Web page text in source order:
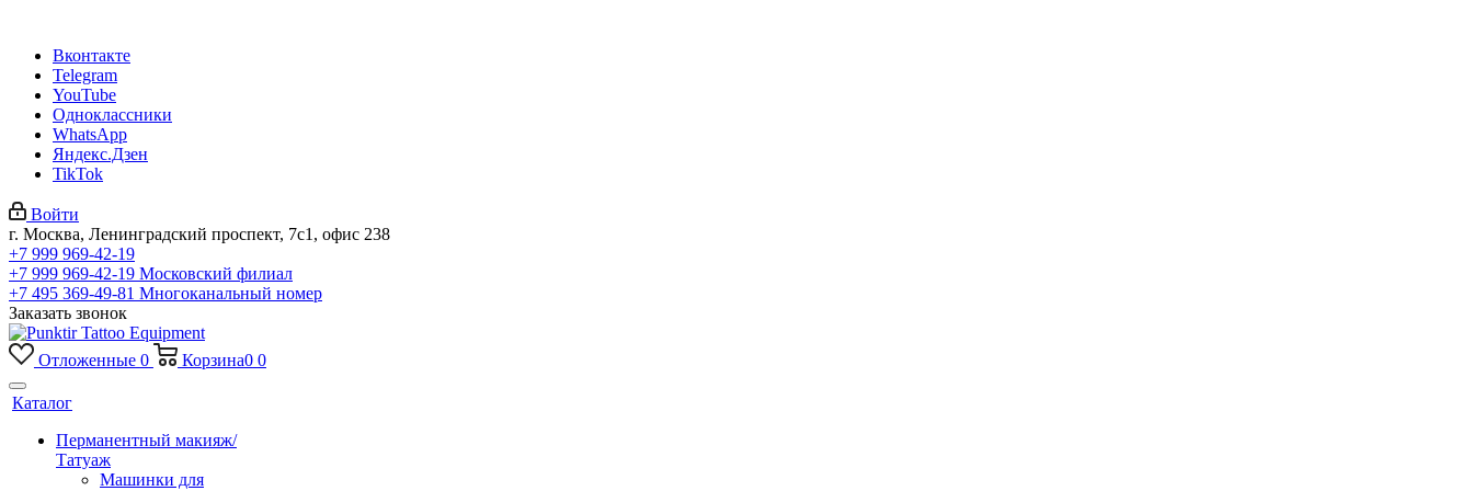
Вконтакте
Telegram
YouTube
Одноклассники
WhatsApp
Яндекс.Дзен
TikTok
Войти
г. Москва, Ленинградский проспект, 7с1, офис 238
+7 999 969-42-19
+7 999 969-42-19 Московский филиал
+7 495 369-49-81 Многоканальный номер
Заказать звонок
Отложенные 0 Корзина0 0
Каталог
Перманентный макияж/
Татуаж
Машинки для